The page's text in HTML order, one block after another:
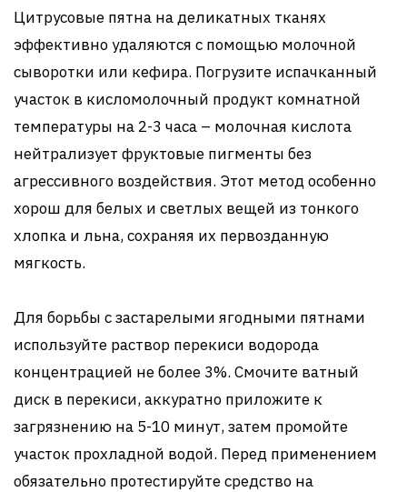
Цитрусовые пятна на деликатных тканях
эффективно удаляются с помощью молочной
сыворотки или кефира. Погрузите испачканный
участок в кисломолочный продукт комнатной
температуры на 2-3 часа – молочная кислота
нейтрализует фруктовые пигменты без
агрессивного воздействия. Этот метод особенно
хорош для белых и светлых вещей из тонкого
хлопка и льна, сохраняя их первозданную
мягкость.
Для борьбы с застарелыми ягодными пятнами
используйте раствор перекиси водорода
концентрацией не более 3%. Смочите ватный
диск в перекиси, аккуратно приложите к
загрязнению на 5-10 минут, затем промойте
участок прохладной водой. Перед применением
обязательно протестируйте средство на